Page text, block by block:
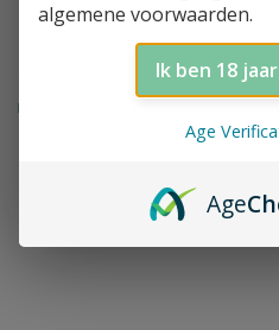
Filter op prijs
algemene voorwaarden.
Ik ben 18
Age
Age